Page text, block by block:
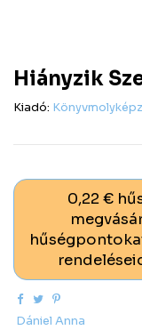
Hiányzik
Kiadó:
0,22 €
Dániel Anna